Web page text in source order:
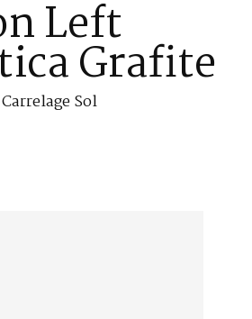
Left
Grafite
Sol